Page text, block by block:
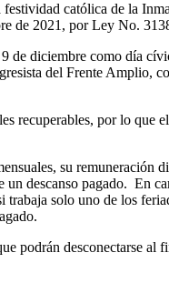
católica de la
de 2021, por Ley No.
de diciembre como día
del Frente Amplio,
recuperables, por lo que
su remuneración
descanso pagado. En
solo uno de los
podrán desconectarse al